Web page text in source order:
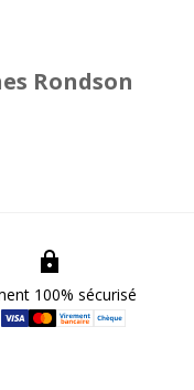
Rondson
100% sécurisé